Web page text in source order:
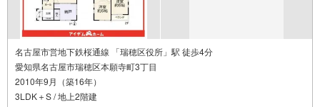
名古屋市営地下鉄桜通線 「瑞穂区役所」駅 徒歩4分
愛知県名古屋市瑞穂区本願寺町3丁目
2010年9月（築16年）
3LDK＋S / 地上2階建